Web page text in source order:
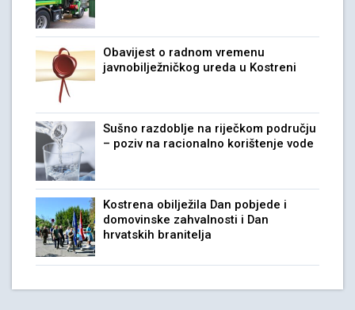
Obavijest o radnom vremenu
javnobilježničkog ureda u Kostreni
Sušno razdoblje na riječkom području
– poziv na racionalno korištenje vode
Kostrena obilježila Dan pobjede i
domovinske zahvalnosti i Dan
hrvatskih branitelja